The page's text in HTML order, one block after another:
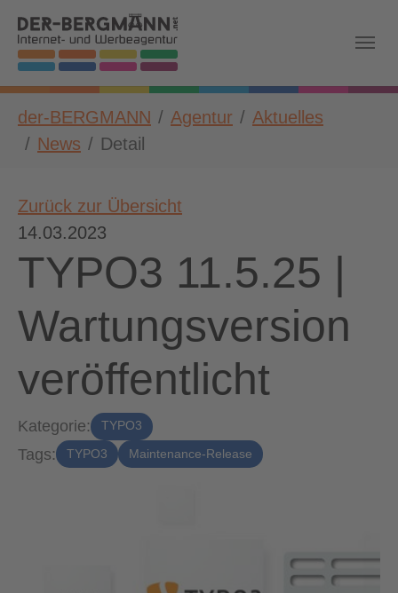
Skip to main navigation
Zum Hauptinhalt springen
Skip to page footer
Sie sind hier:
der-BERGMANN Agentur
Aktuelles
News
Detail
Zurück zur Übersicht
14.03.2023
TYPO3 11.5.25 |
Wartungsversion
veröffentlicht
Kategorie: TYPO3
Tags: TYPO3 Maintenance-Release